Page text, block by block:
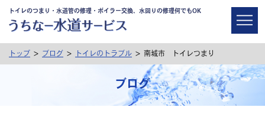
トイレのつまり・水道管の修理・ボイラー交換、水回りの修理何でもOK
トップ > ブログ > トイレのトラブル > 南城市 トイレつまり
ブログ